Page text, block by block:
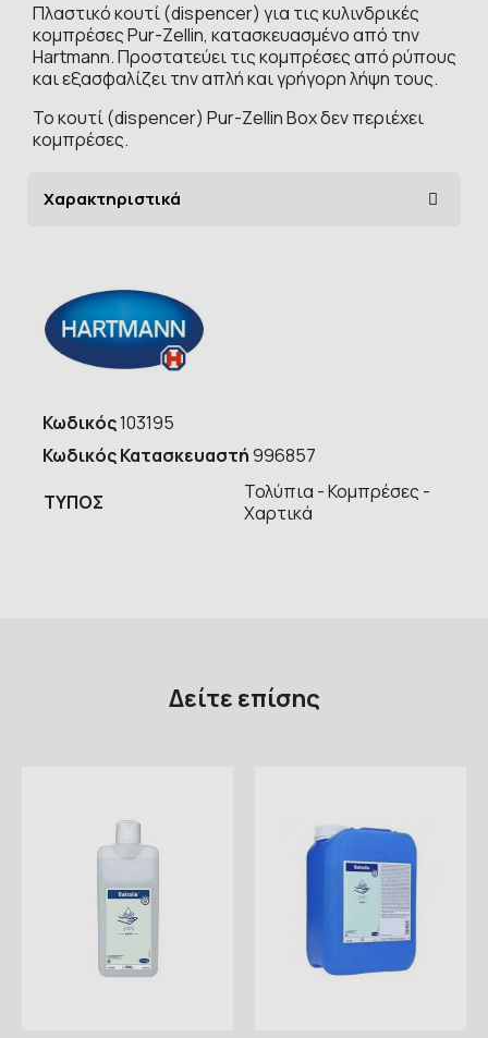
Πλαστικό κουτί (dispencer) για τις κυλινδρικές
κομπρέσες Pur-Zellin, κατασκευασμένο από την
Hartmann. Προστατεύει τις κομπρέσες από ρύπους
και εξασφαλίζει την απλή και γρήγορη λήψη τους.
Το κουτί (dispencer) Pur-Zellin Box δεν περιέχει
κομπρέσες.
Χαρακτηριστικά
Κωδικός103195
Κωδικός Κατασκευαστή996857
ΤΥΠOΣ
Τολύπια - Κομπρέσες -
Χαρτικά
Δείτε επίσης